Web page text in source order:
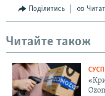
Поділитись
Читайте також